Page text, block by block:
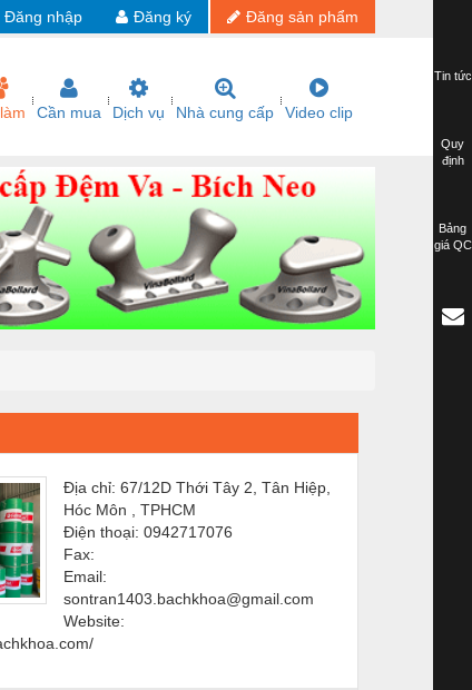
Đăng sản phẩm
Đăng ký
Đăng nhập
Cần mua Dịch vụ Nhà cung cấp Video clip
Địa chỉ: 67/12D Thới Tây 2, Tân Hiệp,
Hóc Môn , TPHCM
Điện thoại: 0942717076
Fax:
Email:
sontran1403.bachkhoa@gmail.com
Website:
Tin tức
Quy
định
Bảng
giá QC